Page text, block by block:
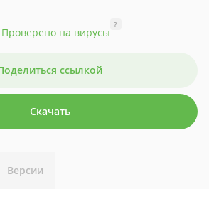
Проверено на вирусы
?
ссылкой
Скачать
Версии